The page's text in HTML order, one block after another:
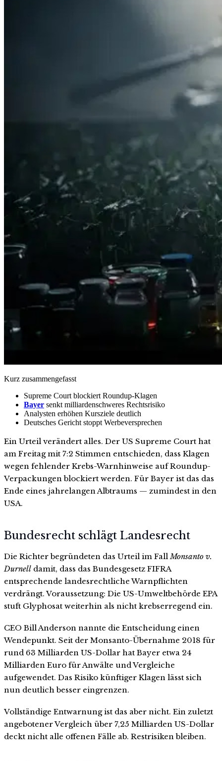
Kurz zusammengefasst
Supreme Court blockiert Roundup-Klagen
Bayer senkt milliardenschweres Rechtsrisiko
Analysten erhöhen Kursziele deutlich
Deutsches Gericht stoppt Werbeversprechen
Ein Urteil verändert alles. Der US Supreme Court hat
am Freitag mit 7:2 Stimmen entschieden, dass Klagen
wegen fehlender Krebs-Warnhinweise auf Roundup-
Verpackungen blockiert werden. Für Bayer ist das das
Ende eines jahrelangen Albtraums — zumindest in den
USA.
Bundesrecht schlägt Landesrecht
Die Richter begründeten das Urteil im FallMonsanto v.
Durnell damit, dass das Bundesgesetz FIFRA
entsprechende landesrechtliche Warnpflichten
verdrängt. Voraussetzung: Die US-Umweltbehörde EPA
stuft Glyphosat weiterhin als nicht krebserregend ein.
CEO Bill Anderson nannte die Entscheidung einen
Wendepunkt. Seit der Monsanto-Übernahme 2018 für
rund 63 Milliarden US-Dollar hat Bayer etwa 24
Milliarden Euro für Anwälte und Vergleiche
aufgewendet. Das Risiko künftiger Klagen lässt sich
nun deutlich besser eingrenzen.
Vollständige Entwarnung ist das aber nicht. Ein zuletzt
angebotener Vergleich über 7,25 Milliarden US-Dollar
deckt nicht alle offenen Fälle ab. Restrisiken bleiben.